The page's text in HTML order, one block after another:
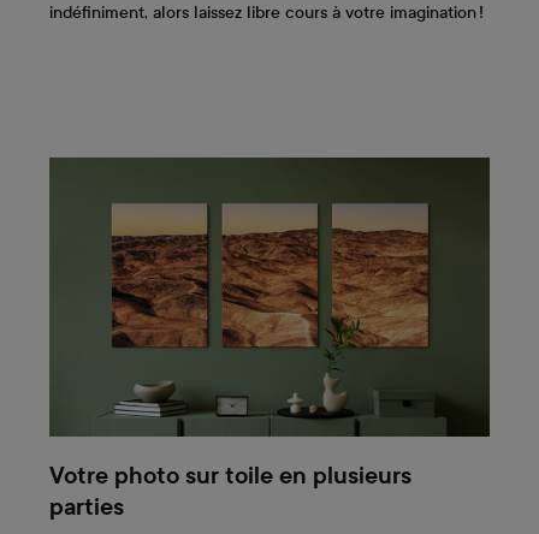
indéfiniment, alors laissez libre cours à votre imagination !
Votre photo sur toile en plusieurs
parties